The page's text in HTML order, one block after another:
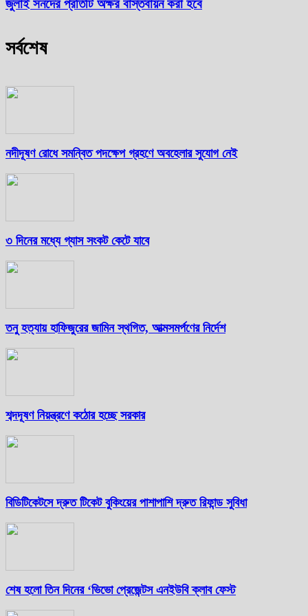
জুলাই সনদের প্রতিটি অক্ষর বাস্তবায়ন করা হবে
সর্বশেষ
নদীদূষণ রোধে সমন্বিত পদক্ষেপ গ্রহণে অবহেলার সুযোগ নেই
৩ দিনের মধ্যে গ্যাস সংকট কেটে যাবে
তনু হত্যায় হাফিজুরের জামিন স্থগিত, আত্মসমর্পণের নির্দেশ
শব্দদূষণ নিয়ন্ত্রণে কঠোর হচ্ছে সরকার
বিডিটিকেটসে দ্রুত টিকেট বুকিংয়ের পাশাপাশি দ্রুত রিফান্ড সুবিধা
শেষ হলো তিন দিনের ‘ভিভো প্রেজেন্টস এনইউবি ক্লাব ফেস্ট